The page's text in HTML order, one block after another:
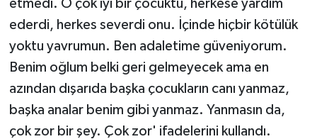
etmedi. O çok iyi bir çocuktu, herkese yardım
ederdi, herkes severdi onu. İçinde hiçbir kötülük
yoktu yavrumun. Ben adaletime güveniyorum.
Benim oğlum belki geri gelmeyecek ama en
azından dışarıda başka çocukların canı yanmaz,
başka analar benim gibi yanmaz. Yanmasın da,
çok zor bir şey. Çok zor' ifadelerini kullandı.